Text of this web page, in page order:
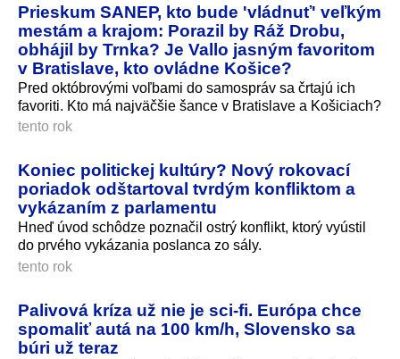
Prieskum SANEP, kto bude 'vládnuť' veľkým
mestám a krajom: Porazil by Ráž Drobu,
obhájil by Trnka? Je Vallo jasným favoritom
v Bratislave, kto ovládne Košice?
Pred októbrovými voľbami do samospráv sa črtajú ich
favoriti. Kto má najväčšie šance v Bratislave a Košiciach?
tento rok
Koniec politickej kultúry? Nový rokovací
poriadok odštartoval tvrdým konfliktom a
vykázaním z parlamentu
Hneď úvod schôdze poznačil ostrý konflikt, ktorý vyústil
do prvého vykázania poslanca zo sály.
tento rok
Palivová kríza už nie je sci-fi. Európa chce
spomaliť autá na 100 km/h, Slovensko sa
búri už teraz